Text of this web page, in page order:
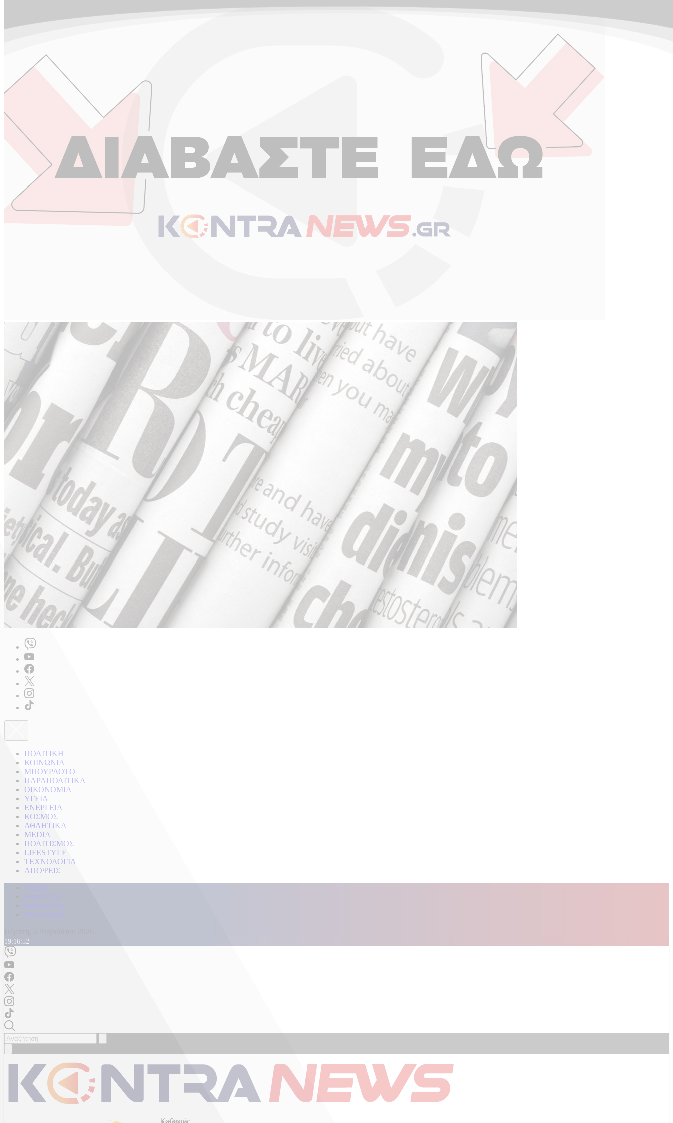
ΠΟΛΙΤΙΚΗ
ΚΟΙΝΩΝΙΑ
ΜΠΟΥΡΛΟΤΟ
ΠΑΡΑΠΟΛΙΤΙΚΑ
ΟΙΚΟΝΟΜΙΑ
ΥΓΕΙΑ
ΕΝΕΡΓΕΙΑ
ΚΟΣΜΟΣ
ΑΘΛΗΤΙΚΑ
MEDIA
ΠΟΛΙΤΙΣΜΟΣ
LIFESTYLE
ΤΕΧΝΟΛΟΓΙΑ
ΑΠΟΨΕΙΣ
Αρχική
Kontra Live
Καταγγελίες
Επικοινωνία
19:16:54
Καθαρός